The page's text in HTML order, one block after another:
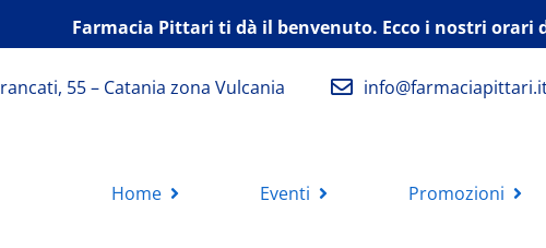
Farmacia Pittari ti dà il benvenuto. Ecco i nostri orari
55 – Catania zona Vulcania
Home Eventi Promozioni